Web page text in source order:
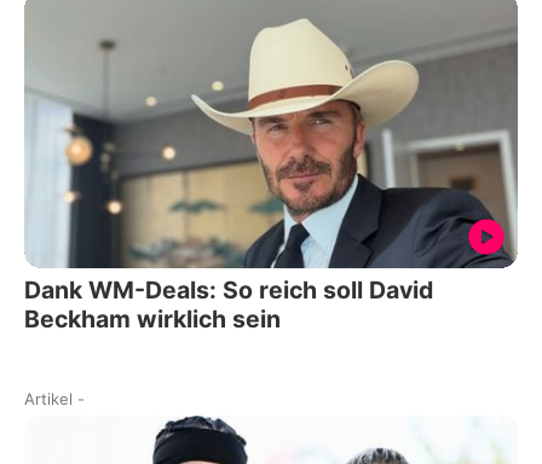
Dank WM-Deals: So reich soll David
Beckham wirklich sein
Artikel -